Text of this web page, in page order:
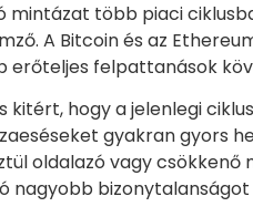
mintázat több piaci
A Bitcoin és az
erőteljes felpattanások
hogy a jelenlegi
gyakran gyors
oldalazó vagy
nagyobb